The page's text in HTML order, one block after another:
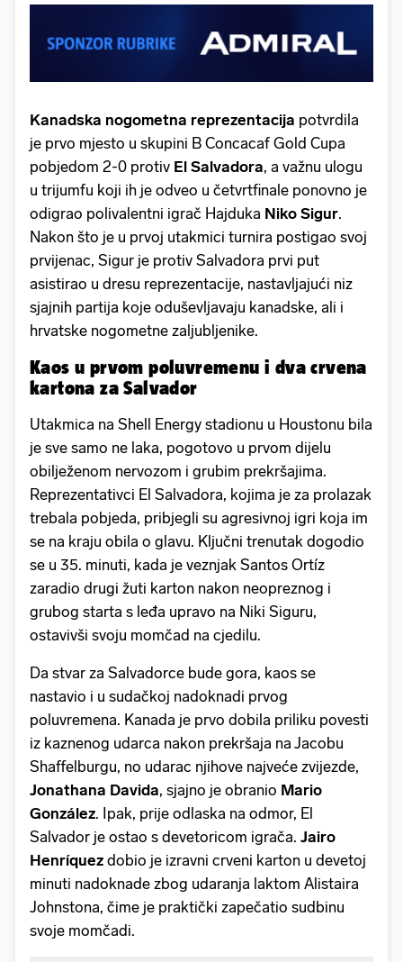
Kanadska nogometna reprezentacija potvrdila
je prvo mjesto u skupini B Concacaf Gold Cupa
pobjedom 2-0 protiv El Salvadora, a važnu ulogu
u trijumfu koji ih je odveo u četvrtfinale ponovno je
odigrao polivalentni igrač Hajduka Niko Sigur.
Nakon što je u prvoj utakmici turnira postigao svoj
prvijenac, Sigur je protiv Salvadora prvi put
asistirao u dresu reprezentacije, nastavljajući niz
sjajnih partija koje oduševljavaju kanadske, ali i
hrvatske nogometne zaljubljenike.
Kaos u prvom poluvremenu i dva crvena
kartona za Salvador
Utakmica na Shell Energy stadionu u Houstonu bila
je sve samo ne laka, pogotovo u prvom dijelu
obilježenom nervozom i grubim prekršajima.
Reprezentativci El Salvadora, kojima je za prolazak
trebala pobjeda, pribjegli su agresivnoj igri koja im
se na kraju obila o glavu. Ključni trenutak dogodio
se u 35. minuti, kada je veznjak Santos Ortíz
zaradio drugi žuti karton nakon neopreznog i
grubog starta s leđa upravo na Niki Siguru,
ostavivši svoju momčad na cjedilu.
Da stvar za Salvadorce bude gora, kaos se
nastavio i u sudačkoj nadoknadi prvog
poluvremena. Kanada je prvo dobila priliku povesti
iz kaznenog udarca nakon prekršaja na Jacobu
Shaffelburgu, no udarac njihove najveće zvijezde,
Jonathana Davida, sjajno je obranio Mario
González. Ipak, prije odlaska na odmor, El
Salvador je ostao s devetoricom igrača. Jairo
Henríquez dobio je izravni crveni karton u devetoj
minuti nadoknade zbog udaranja laktom Alistaira
Johnstona, čime je praktički zapečatio sudbinu
svoje momčadi.